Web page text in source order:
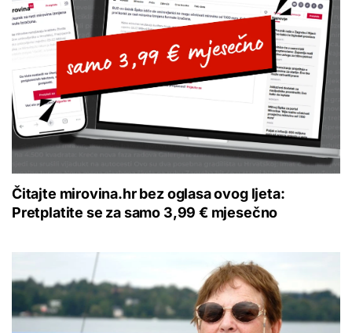
Čitajte mirovina.hr bez oglasa ovog ljeta:
Pretplatite se za samo 3,99 € mjesečno